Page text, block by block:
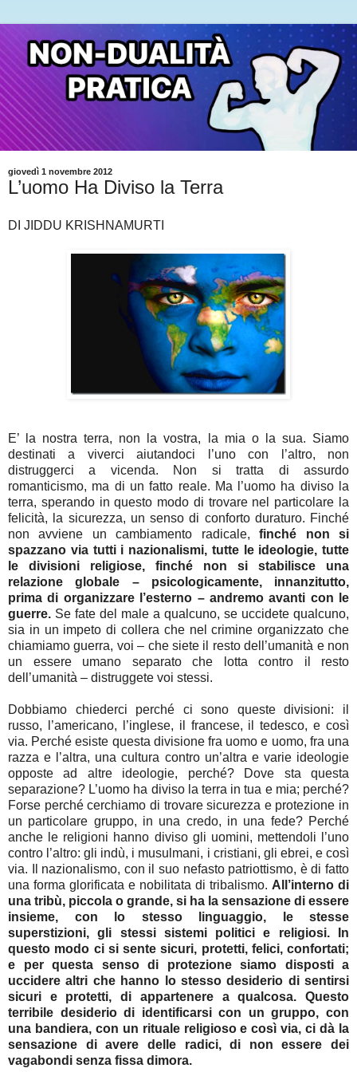
giovedì 1 novembre 2012
L’uomo Ha Diviso la Terra
DI JIDDU KRISHNAMURTI
E’ la nostra terra, non la vostra, la mia o la sua. Siamo
destinati a viverci aiutandoci l’uno con l’altro, non
distruggerci a vicenda. Non si tratta di assurdo
romanticismo, ma di un fatto reale. Ma l’uomo ha diviso la
terra, sperando in questo modo di trovare nel particolare la
felicità, la sicurezza, un senso di conforto duraturo. Finché
non avviene un cambiamento radicale,finché non si
spazzano via tutti i nazionalismi, tutte le ideologie, tutte
le divisioni religiose, finché non si stabilisce una
relazione globale – psicologicamente, innanzitutto,
prima di organizzare l’esterno – andremo avanti con le
guerre. Se fate del male a qualcuno, se uccidete qualcuno,
sia in un impeto di collera che nel crimine organizzato che
chiamiamo guerra, voi – che siete il resto dell’umanità e non
un essere umano separato che lotta contro il resto
dell’umanità – distruggete voi stessi.
Dobbiamo chiederci perché ci sono queste divisioni: il
russo, l’americano, l’inglese, il francese, il tedesco, e così
via. Perché esiste questa divisione fra uomo e uomo, fra una
razza e l’altra, una cultura contro un’altra e varie ideologie
opposte ad altre ideologie, perché? Dove sta questa
separazione? L’uomo ha diviso la terra in tua e mia; perché?
Forse perché cerchiamo di trovare sicurezza e protezione in
un particolare gruppo, in una credo, in una fede? Perché
anche le religioni hanno diviso gli uomini, mettendoli l’uno
contro l’altro: gli indù, i musulmani, i cristiani, gli ebrei, e così
via. Il nazionalismo, con il suo nefasto patriottismo, è di fatto
una forma glorificata e nobilitata di tribalismo. All’interno di
una tribù, piccola o grande, si ha la sensazione di essere
insieme, con lo stesso linguaggio, le stesse
superstizioni, gli stessi sistemi politici e religiosi. In
questo modo ci si sente sicuri, protetti, felici, confortati;
e per questa senso di protezione siamo disposti a
uccidere altri che hanno lo stesso desiderio di sentirsi
sicuri e protetti, di appartenere a qualcosa. Questo
terribile desiderio di identificarsi con un gruppo, con
una bandiera, con un rituale religioso e così via, ci dà la
sensazione di avere delle radici, di non essere dei
vagabondi senza fissa dimora.